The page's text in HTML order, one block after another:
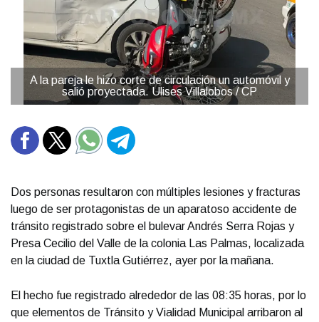
A la pareja le hizo corte de circulación un automóvil y
salió proyectada. Ulises Villalobos / CP
Dos personas resultaron con múltiples lesiones y fracturas
luego de ser protagonistas de un aparatoso accidente de
tránsito registrado sobre el bulevar Andrés Serra Rojas y
Presa Cecilio del Valle de la colonia Las Palmas, localizada
en la ciudad de Tuxtla Gutiérrez, ayer por la mañana.
El hecho fue registrado alrededor de las 08:35 horas, por lo
que elementos de Tránsito y Vialidad Municipal arribaron al